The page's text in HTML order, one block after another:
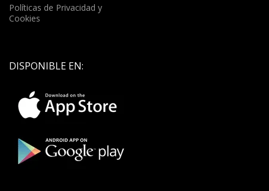
Políticas de Privacidad y
Cookies
DISPONIBLE EN: